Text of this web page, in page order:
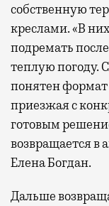
собственную
креслами. «В
подремать
теплую погоду.
понятен формат
приезжая с
готовым
возвращается в
Елена Богдан.
Дальше